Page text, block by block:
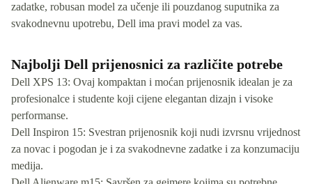
zadatke, robusan model za učenje ili pouzdanog suputnika za
svakodnevnu upotrebu, Dell ima pravi model za vas.
Najbolji Dell prijenosnici za različite potrebe
Dell XPS 13: Ovaj kompaktan i moćan prijenosnik idealan je za
profesionalce i studente koji cijene elegantan dizajn i visoke
performanse.
Dell Inspiron 15: Svestran prijenosnik koji nudi izvrsnu vrijednost
za novac i pogodan je i za svakodnevne zadatke i za konzumaciju
medija.